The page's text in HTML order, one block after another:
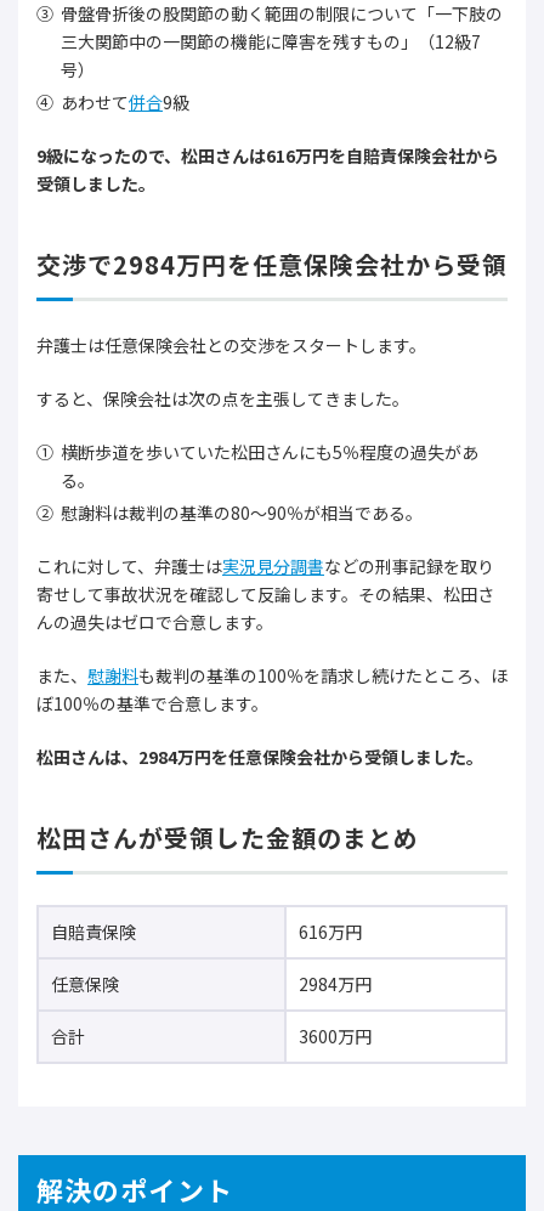
骨盤骨折後の股関節の動く範囲の制限について「一下肢の
三大関節中の一関節の機能に障害を残すもの」（12級7
号）
あわせて併合9級
9級になったので、松田さんは616万円を自賠責保険会社から
受領しました。
交渉で2984万円を任意保険会社から受領
弁護士は任意保険会社との交渉をスタートします。
すると、保険会社は次の点を主張してきました。
横断歩道を歩いていた松田さんにも5％程度の過失があ
る。
慰謝料は裁判の基準の80～90％が相当である。
これに対して、弁護士は実況見分調書などの刑事記録を取り
寄せして事故状況を確認して反論します。その結果、松田さ
んの過失はゼロで合意します。
また、 慰謝料も裁判の基準の100％を請求し続けたところ、ほ
ぼ100％の基準で合意します。
松田さんは、2984万円を任意保険会社から受領しました。
松田さんが受領した金額のまとめ
自賠責保険 616万円
任意保険 2984万円
合計 3600万円
解決のポイント